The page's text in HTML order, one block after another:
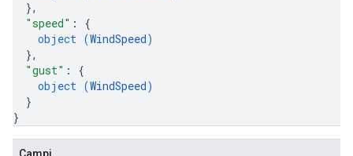
},
"speed" : {
object (WindSpeed)
},
"gust" : {
object (WindSpeed)
}
}